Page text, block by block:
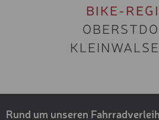
BIKE-
Rund um unseren